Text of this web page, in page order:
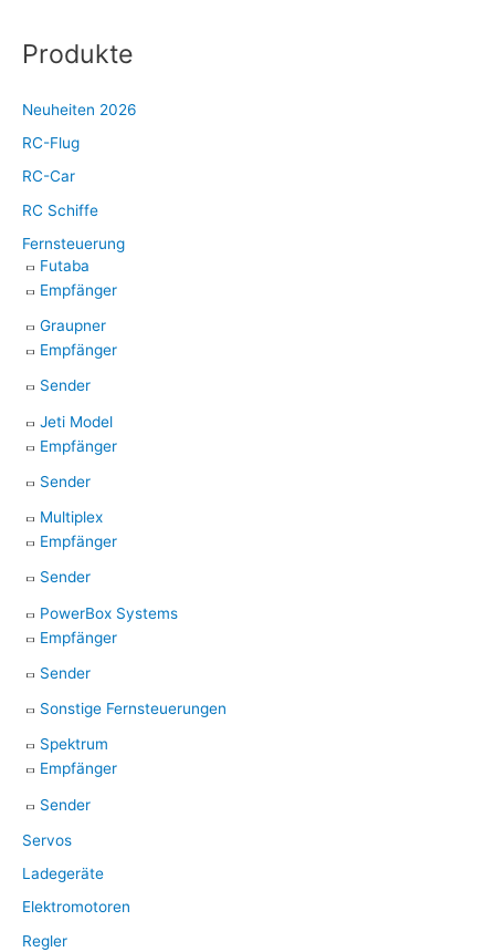
Produkte
Neuheiten 2026
RC-Flug
RC-Car
RC Schiffe
Fernsteuerung
Futaba
Empfänger
Graupner
Empfänger
Sender
Jeti Model
Empfänger
Sender
Multiplex
Empfänger
Sender
PowerBox Systems
Empfänger
Sender
Sonstige Fernsteuerungen
Spektrum
Empfänger
Sender
Servos
Ladegeräte
Elektromotoren
Regler